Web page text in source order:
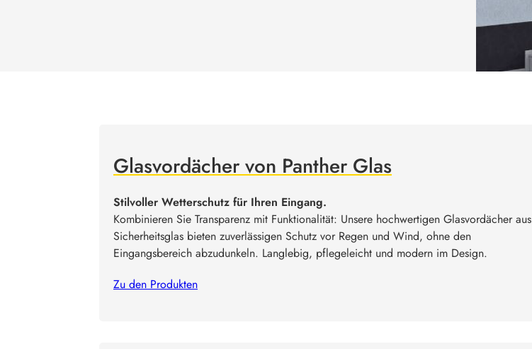
Glasvordächer von Panther Glas
Stilvoller Wetterschutz für Ihren Eingang.
Kombinieren Sie Transparenz mit Funktionalität: Unsere hochwertigen Glasvordächer aus
Sicherheitsglas bieten zuverlässigen Schutz vor Regen und Wind, ohne den
Eingangsbereich abzudunkeln. Langlebig, pflegeleicht und modern im Design.
Zu den Produkten